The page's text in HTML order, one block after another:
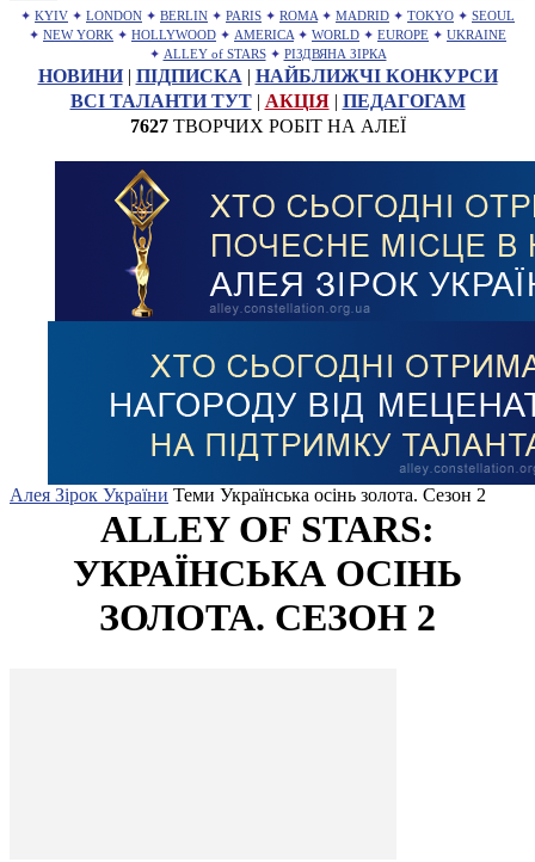
✦ KYIV ✦ LONDON ✦ BERLIN ✦ PARIS ✦ ROMA ✦ MADRID ✦ TOKYO ✦ SEOUL
✦ NEW YORK ✦ HOLLYWOOD ✦ AMERICA ✦ WORLD ✦ EUROPE ✦ UKRAINE
✦ ALLEY of STARS ✦ РІЗДВЯНА ЗІРКА
НОВИНИ| ПІДПИСКА | НАЙБЛИЖЧІ КОНКУРСИ
ВСІ ТАЛАНТИ ТУТ| АКЦІЯ| ПЕДАГОГАМ
7627ТВОРЧИХ РОБІТ НА АЛЕЇ
Алея Зірок України Теми Українська осінь золота. Сезон 2
ALLEY OF STARS:
УКРАЇНСЬКА ОСІНЬ
ЗОЛОТА. СЕЗОН 2